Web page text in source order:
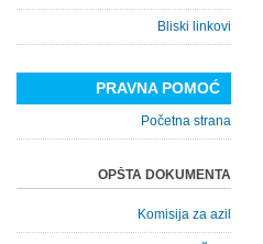
Bliski linkovi
PRAVNA POMOĆ
Početna strana
OPŠTA DOKUMENTA
Komisija za azil